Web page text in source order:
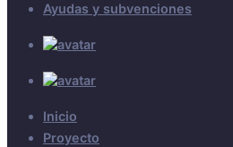
Ayudas y subvenciones
Inicio
Proyecto